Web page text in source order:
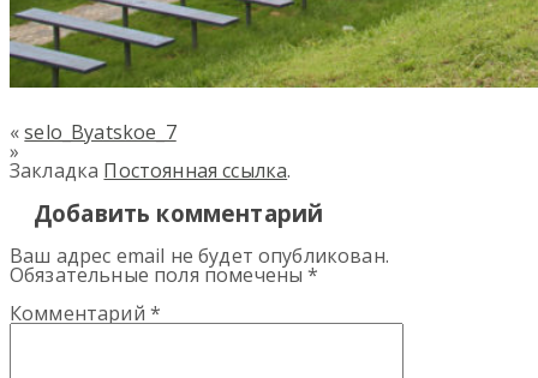
«selo_Byatskoe_7
»
Закладка Постоянная ссылка.
Добавить комментарий
Ваш адрес email не будет опубликован.
Обязательные поля помечены*
Комментарий *